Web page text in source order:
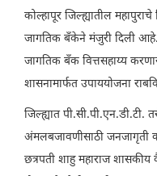
कोल्हापूर जिल्ह्यातील महापुराचे
जागतिक बँकेने मंजुरी दिली आहे.
जागतिक बँक वित्तसहाय्य
शासनामार्फत उपाययोजना
जिल्ह्यात पी.सी.पी.एन.डी.टी.
अंमलबजावणीसाठी जनजागृती
छत्रपती शाहु महाराज शासकीय